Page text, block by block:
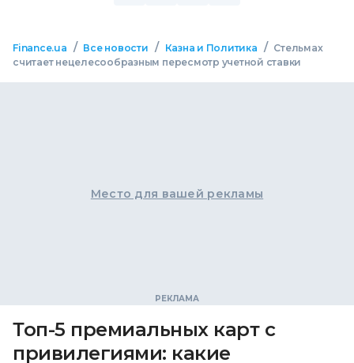
Finance.ua / Все новости / Казна и Политика / Стельмах
считает нецелесообразным пересмотр учетной ставки
Место для вашей рекламы
Топ-5 премиальных карт с
привилегиями: какие